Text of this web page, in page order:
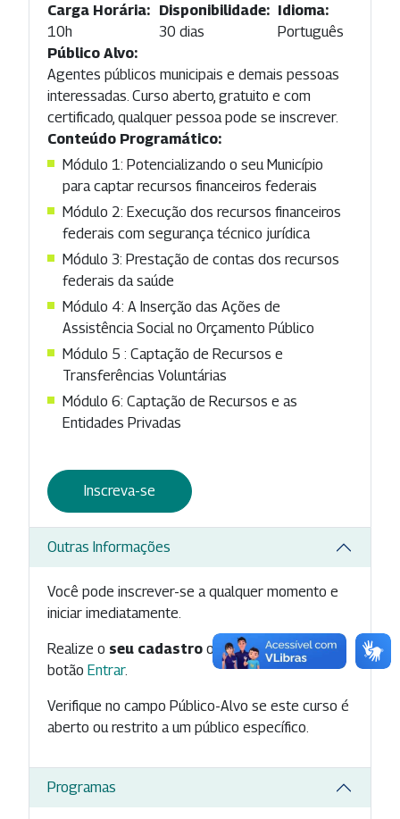
Carga Horária:
10h
Disponibilidade:
30 dias
Idioma:
Português
Público Alvo:
Agentes públicos municipais e demais pessoas
interessadas. Curso aberto, gratuito e com
certificado, qualquer pessoa pode se inscrever.
Conteúdo Programático:
Módulo 1: Potencializando o seu Município
para captar recursos financeiros federais
Módulo 2: Execução dos recursos financeiros
federais com segurança técnico jurídica
Módulo 3: Prestação de contas dos recursos
federais da saúde
Módulo 4: A Inserção das Ações de
Assistência Social no Orçamento Público
Módulo 5 : Captação de Recursos e
Transferências Voluntárias
Módulo 6: Captação de Recursos e as
Entidades Privadas
Inscreva-se
Outras Informações
Você pode inscrever-se a qualquer momento e
iniciar imediatamente.
Realize o seu cadastro ou inicieseu loginno
botão Entrar.
Verifique no campo Público-Alvo se este curso é
aberto ou restrito a um público específico.
Programas